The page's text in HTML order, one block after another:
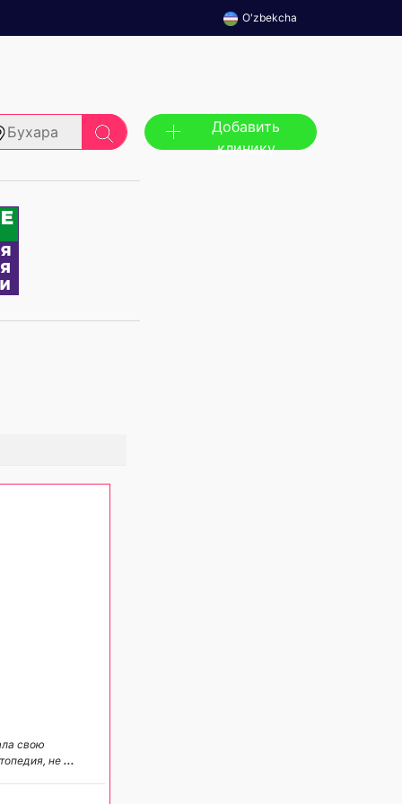
O'zbekcha
Бухара
Добавить
клинику
свою
не ...